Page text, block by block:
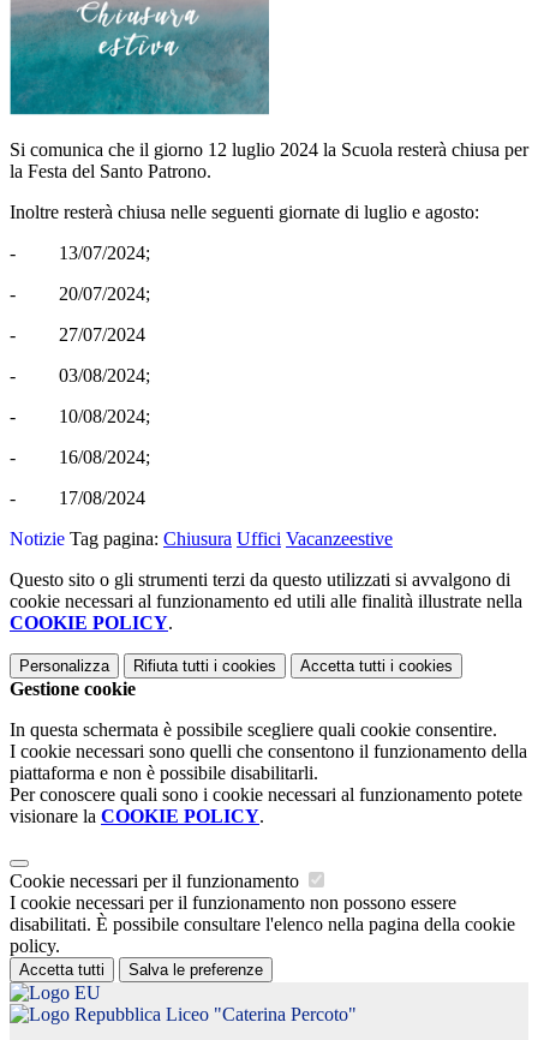
Si comunica che il giorno 12 luglio 2024 la Scuola resterà chiusa per
la Festa del Santo Patrono.
Inoltre resterà chiusa nelle seguenti giornate di luglio e agosto:
-
13/07/2024;
-
20/07/2024;
-
27/07/2024
-
03/08/2024;
-
10/08/2024;
-
16/08/2024;
-
17/08/2024
Notizie Tag pagina: Chiusura Uffici Vacanzeestive
Questo sito o gli strumenti terzi da questo utilizzati si avvalgono di
cookie necessari al funzionamento ed utili alle finalità illustrate nella
COOKIE POLICY.
Personalizza Rifiuta tutti i cookies Accetta tutti i cookies
Gestione cookie
In questa schermata è possibile scegliere quali cookie consentire.
I cookie necessari sono quelli che consentono il funzionamento della
piattaforma e non è possibile disabilitarli.
Per conoscere quali sono i cookie necessari al funzionamento potete
visionare la COOKIE POLICY.
Cookie necessari per il funzionamento
I cookie necessari per il funzionamento non possono essere
disabilitati. È possibile consultare l'elenco nella pagina della cookie
policy.
Accetta tutti Salva le preferenze
Liceo "Caterina Percoto"